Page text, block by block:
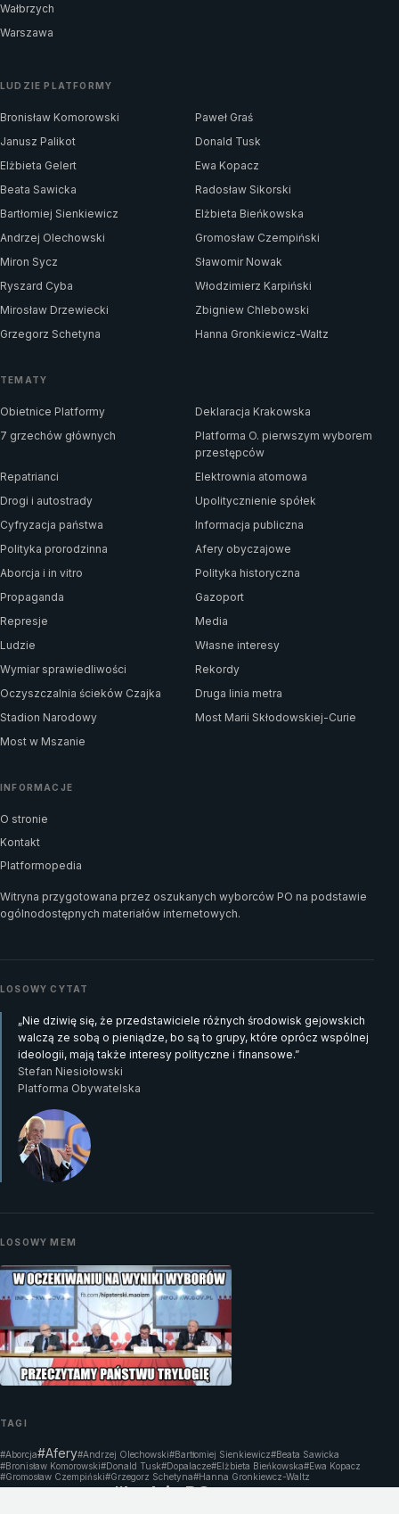
Wałbrzych
Warszawa
LUDZIE PLATFORMY
Bronisław Komorowski
Paweł Graś
Janusz Palikot
Donald Tusk
Elżbieta Gelert
Ewa Kopacz
Beata Sawicka
Radosław Sikorski
Bartłomiej Sienkiewicz
Elżbieta Bieńkowska
Andrzej Olechowski
Gromosław Czempiński
Miron Sycz
Sławomir Nowak
Ryszard Cyba
Włodzimierz Karpiński
Mirosław Drzewiecki
Zbigniew Chlebowski
Grzegorz Schetyna
Hanna Gronkiewicz-Waltz
TEMATY
Obietnice Platformy
Deklaracja Krakowska
7 grzechów głównych
Platforma O. pierwszym wyborem
przestępców
Repatrianci
Elektrownia atomowa
Drogi i autostrady
Upolitycznienie spółek
Cyfryzacja państwa
Informacja publiczna
Polityka prorodzinna
Afery obyczajowe
Aborcja i in vitro
Polityka historyczna
Propaganda
Gazoport
Represje
Media
Ludzie
Własne interesy
Wymiar sprawiedliwości
Rekordy
Oczyszczalnia ścieków Czajka
Druga linia metra
Stadion Narodowy
Most Marii Skłodowskiej-Curie
Most w Mszanie
INFORMACJE
O stronie
Kontakt
Platformopedia
Witryna przygotowana przez oszukanych wyborców PO na podstawie
ogólnodostępnych materiałów internetowych.
LOSOWY CYTAT
„Nie dziwię się, że przedstawiciele różnych środowisk gejowskich
walczą ze sobą o pieniądze, bo są to grupy, które oprócz wspólnej
ideologii, mają także interesy polityczne i finansowe.”
Stefan Niesiołowski
Platforma Obywatelska
LOSOWY MEM
TAGI
#Aborcja#Afery#Andrzej Olechowski#Bartłomiej Sienkiewicz#Beata Sawicka
#Bronisław Komorowski#Donald Tusk#Dopalacze#Elżbieta Bieńkowska#Ewa Kopacz
#Gromosław Czempiński#Grzegorz Schetyna#Hanna Gronkiewcz-Waltz
#Ludzie PO